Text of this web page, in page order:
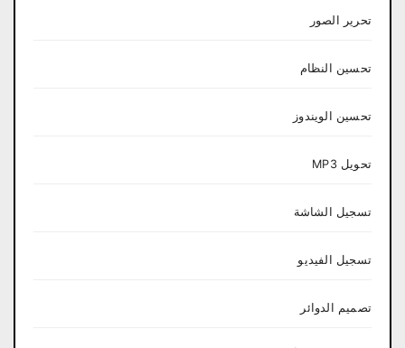
تحرير الصور
تحسين النظام
تحسين الويندوز
تحويل MP3
تسجيل الشاشة
تسجيل الفيديو
تصميم الدوائر